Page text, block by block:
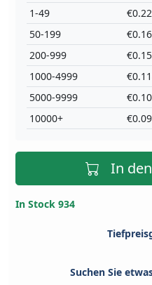
1-49
50-199
200-999
1000-4999
5000-9999
10000+
€0.22
€0.16
€0.15
€0.11
€0.10
€0.09
In
In Stock 934
Suchen Sie